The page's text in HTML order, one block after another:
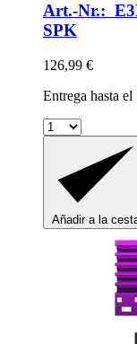
Art.-Nr.:
SPK
126,99 €
Entrega hasta el
Añadir a la